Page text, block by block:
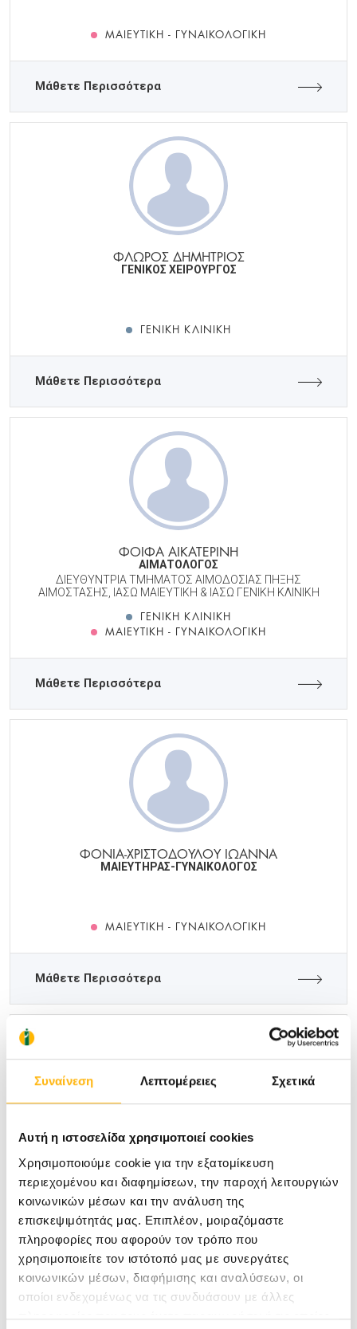
Συναίνεση Λεπτομέρειες Σχετικά
Αυτή η ιστοσελίδα χρησιμοποιεί cookies
Χρησιμοποιούμε cookie για την εξατομίκευση
περιεχομένου και διαφημίσεων, την παροχή λειτουργιών
κοινωνικών μέσων και την ανάλυση της
επισκεψιμότητάς μας. Επιπλέον, μοιραζόμαστε
πληροφορίες που αφορούν τον τρόπο που
χρησιμοποιείτε τον ιστότοπό μας με συνεργάτες
κοινωνικών μέσων, διαφήμισης και αναλύσεων, οι
οποίοι ενδεχομένως να τις συνδυάσουν με άλλες
πληροφορίες που τους έχετε παραχωρήσει ή τις οποίες
ΜΑΙΕΥΤΙΚΉ - ΓΥΝΑΙΚΟΛΟΓΙΚΉ
Μάθετε Περισσότερα
ΦΛΩΡΟΣ ΔΗΜΗΤΡΙΟΣ
ΓΕΝΙΚΟΣ ΧΕΙΡΟΥΡΓΟΣ
ΓΕΝΙΚΉ ΚΛΙΝΙΚΉ
Μάθετε Περισσότερα
ΦΟΙΦΑ ΑΙΚΑΤΕΡΙΝΗ
ΑΙΜΑΤΟΛΟΓΟΣ
ΔΙΕΥΘΥΝΤΡΙΑ ΤΜΗΜΑΤΟΣ ΑΙΜΟΔΟΣΙΑΣ ΠΗΞΗΣ
ΑΙΜΟΣΤΑΣΗΣ, ΙΑΣΩ ΜΑΙΕΥΤΙΚΗ & ΙΑΣΩ ΓΕΝΙΚΗ ΚΛΙΝΙΚΗ
ΓΕΝΙΚΉ ΚΛΙΝΙΚΉ
ΜΑΙΕΥΤΙΚΉ - ΓΥΝΑΙΚΟΛΟΓΙΚΉ
Μάθετε Περισσότερα
ΦΟΝΙΑ-ΧΡΙΣΤΟΔΟΥΛΟΥ ΙΩΑΝΝΑ
ΜΑΙΕΥΤΗΡΑΣ-ΓΥΝΑΙΚΟΛΟΓΟΣ
ΜΑΙΕΥΤΙΚΉ - ΓΥΝΑΙΚΟΛΟΓΙΚΉ
Μάθετε Περισσότερα
ΦΟΥΖΑ ΕΛΕΝΗ
ΠΑΙΔΙΑΤΡΟΣ
ΕΠΙΜΕΛΗΤΡΙΑ ΕΞΩΤΕΡΙΚΩΝ ΙΑΤΡΕΙΩΝ ΙΑΣΩ ΠΑΙΔΩΝ
ΠΑΙΔΙΑΤΡΙΚΉ
Μάθετε Περισσότερα